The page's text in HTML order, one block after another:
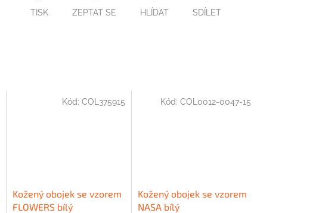
TISK ZEPTAT SE HLÍDAT SDÍLET
Kožený obojek se vzorem
FLOWERS bílý
Kód:COL375915
Kožený obojek se vzorem
NASA bílý
Kód: COL0012-0047-15